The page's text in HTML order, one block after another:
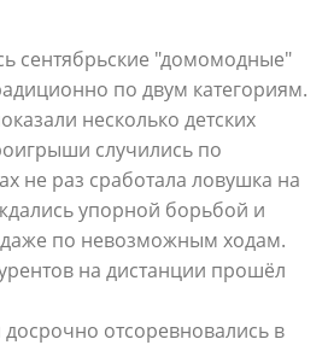
сентябрьские "домомодные"
по двум категориям.
несколько детских
случились по
не раз сработала ловушка на
упорной борьбой и
по невозможным ходам.
на дистанции прошёл
отсоревновались в